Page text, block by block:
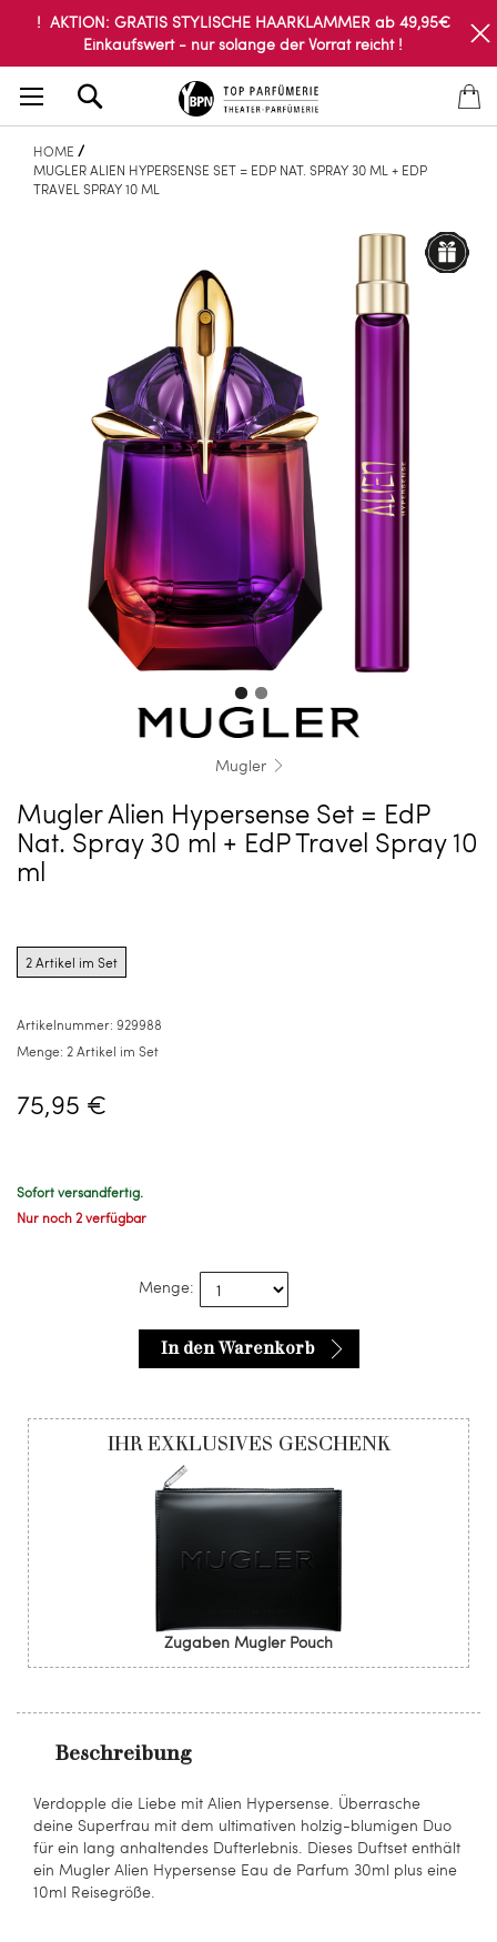
! AKTION: GRATIS STYLISCHE HAARKLAMMER ab 49,95€
Einkaufswert - nur solange der Vorrat reicht !
HOME
MUGLER ALIEN HYPERSENSE SET = EDP NAT. SPRAY 30 ML + EDP
TRAVEL SPRAY 10 ML
Mugler
Mugler Alien Hypersense Set = EdP
Nat. Spray 30 ml + EdP Travel Spray 10
ml
options
for
im
Set
2 Artikel im Set
Artikelnummer: 929988
Menge: 2 Artikel im Set
75,95 €
Sofort versandfertig.
Nur noch 2 verfügbar
Menge:
In den Warenkorb
Beschreibung
Verdopple die Liebe mit Alien Hypersense. Überrasche
deine Superfrau mit dem ultimativen holzig-blumigen Duo
für ein lang anhaltendes Dufterlebnis. Dieses Duftset enthält
ein Mugler Alien Hypersense Eau de Parfum 30ml plus eine
10ml Reisegröße.
IHR EXKLUSIVES GESCHENK
Zugaben Mugler Pouch